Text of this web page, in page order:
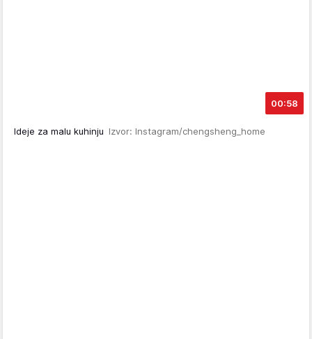
00:58
Ideje za malu kuhinju Izvor: Instagram/chengsheng_home